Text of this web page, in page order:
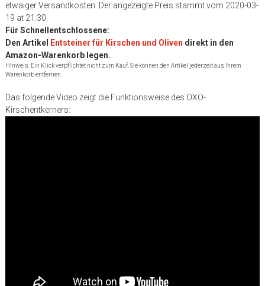
etwaiger Versandkosten. Der angezeigte Preis stammt vom 2020-03-
19 at 21:30.
Für Schnellentschlossene:
Den Artikel
Entsteiner für Kirschen und Oliven direkt in den
Amazon-Warenkorb legen.
Hinweis: Ein Klick verpflichtet nicht zum Kauf. Sie können den Artikel jederzeit aus Ihrem
Warenkorb entfernen.
Das folgende Video zeigt die Funktionsweise des OXO-
Kirschentkerners: